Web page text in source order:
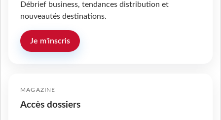
Débrief business, tendances distribution et
nouveautés destinations.
Je m'inscris
MAGAZINE
Accès dossiers